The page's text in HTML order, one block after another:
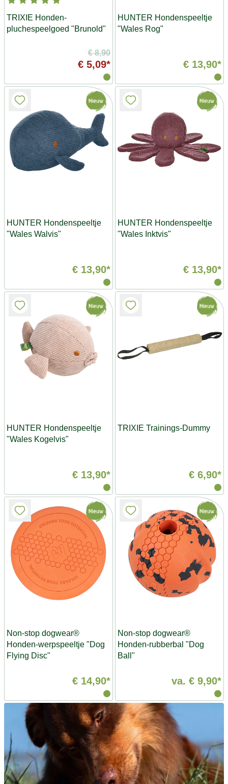
TRIXIE Honden-
pluchespeelgoed "Brunold"
€ 8,90
€ 5,09*
HUNTER Hondenspeeltje
"Wales Rog"
€ 13,90*
HUNTER Hondenspeeltje
"Wales Walvis"
€ 13,90*
HUNTER Hondenspeeltje
"Wales Inktvis"
€ 13,90*
HUNTER Hondenspeeltje
"Wales Kogelvis"
€ 13,90*
TRIXIE Trainings-Dummy
€ 6,90*
Non-stop dogwear®
Honden-werpspeeltje "Dog
Flying Disc"
€ 14,90*
Non-stop dogwear®
Honden-rubberbal "Dog
Ball"
va. € 9,90*